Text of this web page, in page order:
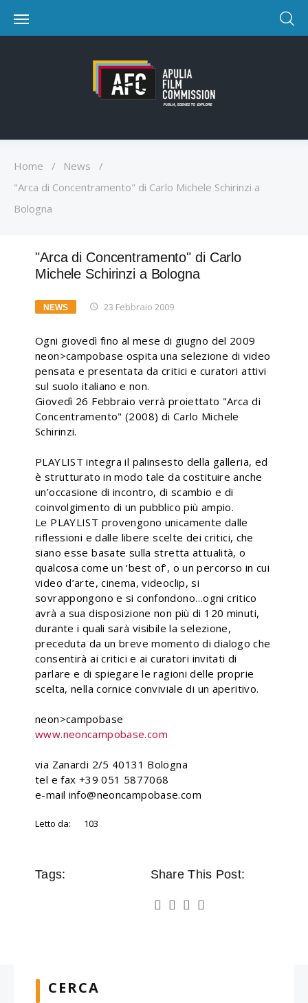
Home / News
/
"Arca di Concentramento" di Carlo Michele Schirinzi a
Bologna
"Arca di Concentramento" di Carlo
Michele Schirinzi a Bologna
NEWS 23 Febbraio 2009
Ogni giovedì fino al mese di giugno del 2009
neon>campobase ospita una selezione di video
pensata e presentata da critici e curatori attivi
sul suolo italiano e non.
Giovedì 26 Febbraio verrà proiettato "Arca di
Concentramento" (2008) di Carlo Michele
Schirinzi.
PLAYLIST integra il palinsesto della galleria, ed
è strutturato in modo tale da costituire anche
un’occasione di incontro, di scambio e di
coinvolgimento di un pubblico più ampio.
Le PLAYLIST provengono unicamente dalle
riflessioni e dalle libere scelte dei critici, che
siano esse basate sulla stretta attualità, o
qualcosa come un ‘best of’, o un percorso in cui
video d’arte, cinema, videoclip, si
sovrappongono e si confondono…ogni critico
avrà a sua disposizione non più di 120 minuti,
durante i quali sarà visibile la selezione,
preceduta da un breve momento di dialogo che
consentirà ai critici e ai curatori invitati di
parlare e di spiegare le ragioni delle proprie
scelta, nella cornice conviviale di un aperitivo.
neon>campobase
www.neoncampobase.com
via Zanardi 2/5 40131 Bologna
tel e fax +39 051 5877068
e-mail info@neoncampobase.com
Letto da: 103
Tags: Share This Post:
CERCA